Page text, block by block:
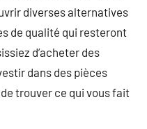
diverses alternatives
de qualité qui resteront
d’acheter des
dans des pièces
trouver ce qui vous fait